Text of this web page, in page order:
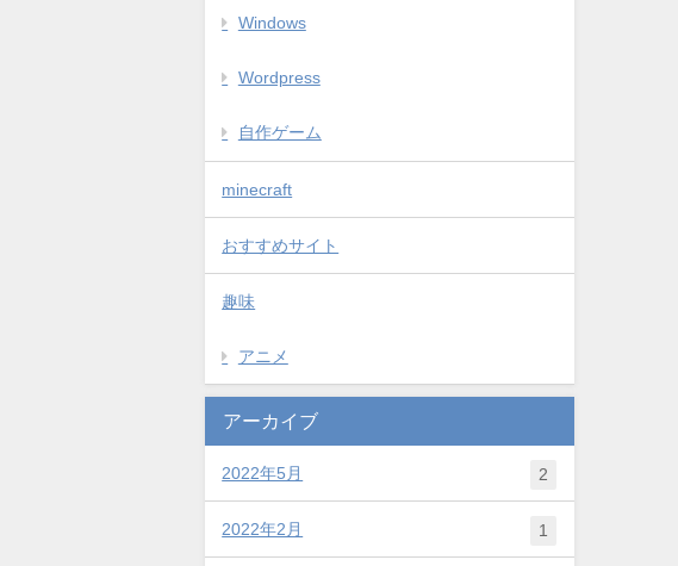
Windows
Wordpress
自作ゲーム
minecraft
おすすめサイト
趣味
アニメ
アーカイブ
2022年5月 2
2022年2月 1